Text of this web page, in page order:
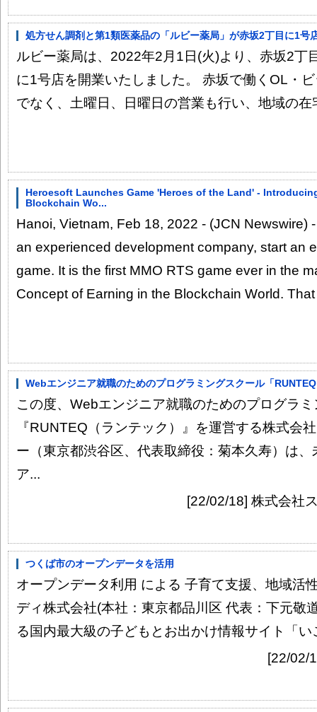
処方せん調剤と第1類医薬品の「ルビー薬局」が赤坂2丁目に1号
ルビー薬局は、2022年2月1日(火)より、赤坂2丁
に1号店を開業いたしました。 赤坂で働くOL・
でなく、土曜日、日曜日の営業も行い、地域の在
Heroesoft Launches Game 'Heroes of the Land' -
Blockchain Wo...
Hanoi, Vietnam, Feb 18, 2022 - (JCN Newswire)
an experienced development company, start an
game. It is the first MMO RTS game ever in the
Concept of Earning in the Blockchain World.
Webエンジニア就職のためのプログラミングスクール「
この度、Webエンジニア就職のためのプログラ
『RUNTEQ（ランテック）』を運営する株式会
ー（東京都渋谷区、代表取締役：菊本久寿）は
ア...
[22/02/18] 株式会社
つくば市のオープンデータを活用
オープンデータ利用 による 子育て支援、地域活
ディ株式会社(本社：東京都品川区 代表：下元敬
る国内最大級の子どもとお出かけ情報サイト「い
[22/02/